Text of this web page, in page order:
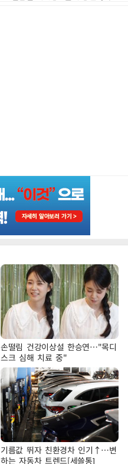
손떨림 건강이상설 한승연…"목디
스크 심해 치료 중"
기름값 뛰자 친환경차 인기↑…변
하는 자동차 트렌드[세쓸통]